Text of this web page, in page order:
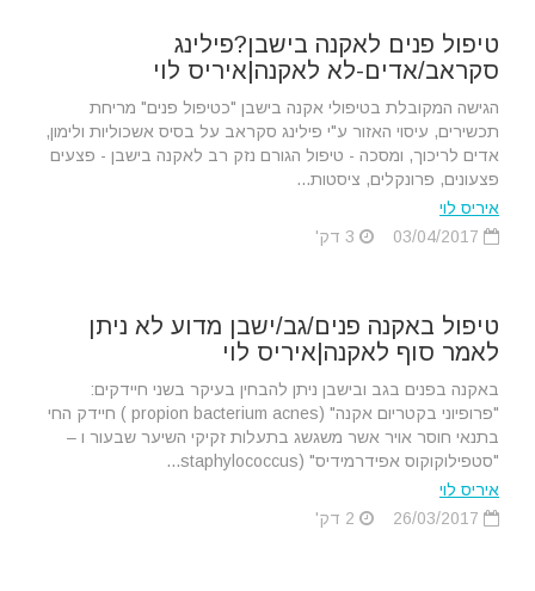
טיפול פנים לאקנה בישבן?פילינג
סקראב/אדים-לא לאקנה|איריס לוי
הגישה המקובלת בטיפולי אקנה בישבן "כטיפול פנים" מריחת
תכשירים, עיסוי האזור ע"י פילינג סקראב על בסיס אשכוליות ולימון,
אדים לריכוך, ומסכה - טיפול הגורם נזק רב לאקנה בישבן - פצעים
פצעונים, פרונקלים, ציסטות...
איריס לוי
טיפול באקנה פנים/גב/ישבן מדוע לא ניתן
לאמר סוף לאקנה|איריס לוי
באקנה בפנים בגב ובישבן ניתן להבחין בעיקר בשני חיידקים:
"פרופיוני בקטריום אקנה" (propion bacterium acnes ) חיידק החי
בתנאי חוסר אויר אשר משגשג בתעלות זקיקי השיער שבעור ו –
"סטפילוקוקוס אפידרמידיס" (staphylococcus...
איריס לוי